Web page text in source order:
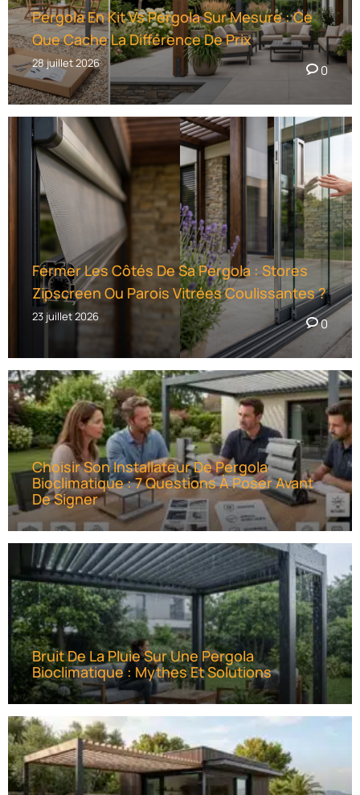
Pergola En Kit Vs Pergola Sur Mesure : Ce
Que Cache La Différence De Prix
28 juillet 2026 0
Fermer Les Côtés De Sa Pergola : Stores
Zipscreen Ou Parois Vitrées Coulissantes ?
23 juillet 2026 0
Choisir Son Installateur De Pergola
Bioclimatique : 7 Questions À Poser Avant
De Signer
Bruit De La Pluie Sur Une Pergola
Bioclimatique : Mythes Et Solutions